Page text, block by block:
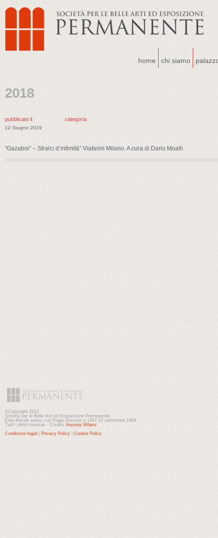
home chi siamo
2018
pubblicato il
12 Giugno 2019
categoria
“Gazaboi” – Stralci d’intimità” Viafarini Milano. A cura di Dario Moalli
©Copyright 2012
Società per le Belle Arti ed Esposizione Permanente
Ente Morale eretto con Regio Decreto n.1447-22 settembre 1884
Tutti i diritti riservati - Credits Anyway Milano
Condizioni legali
Privacy Policy Cookie Policy